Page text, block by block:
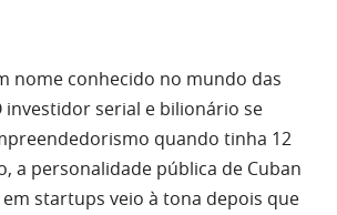
nome conhecido no mundo das
investidor serial e bilionário se
quando tinha 12
a personalidade pública de Cuban
startups veio à tona depois que